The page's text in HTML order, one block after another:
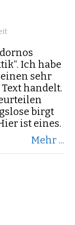
Ich habe
sehr
handelt.
birgt
ist eines.
Mehr ...